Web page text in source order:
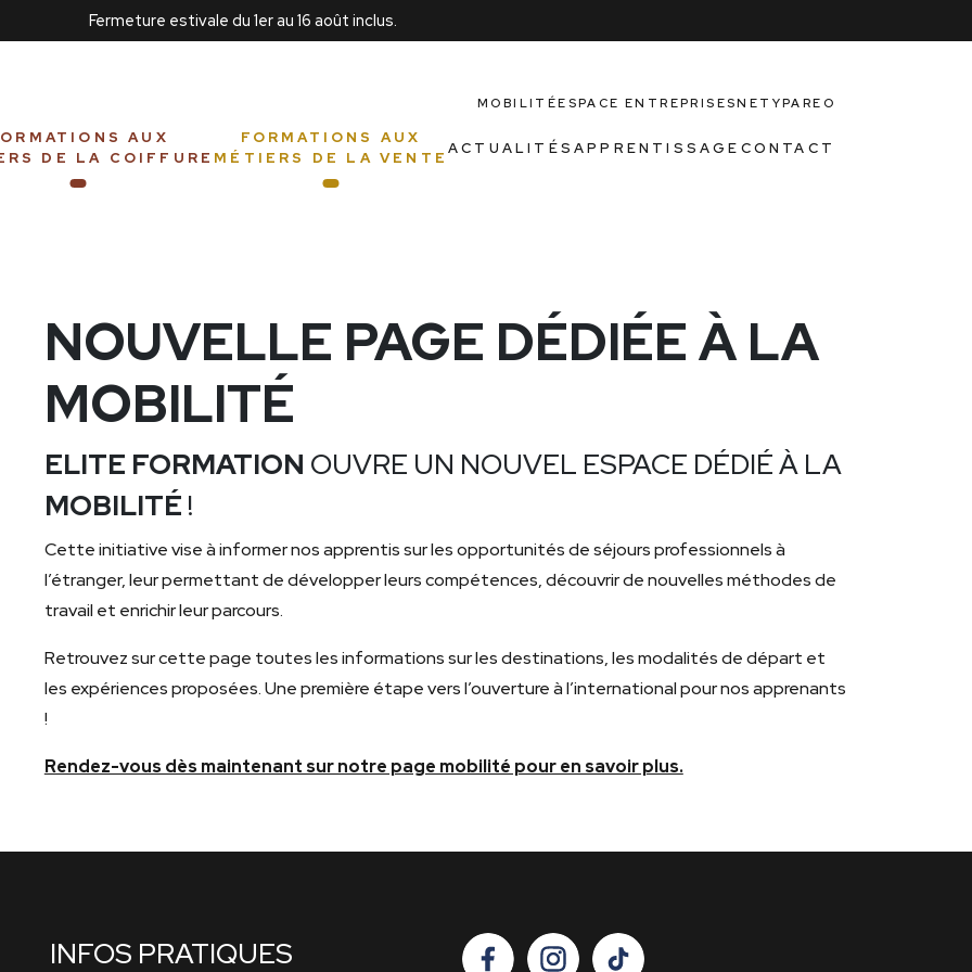
Fermeture estivale du 1er au 16 août inclus.
AUX
DE LA COIFFURE
FORMATIONS AUX
MÉTIERS DE LA VENTE
ACTUALITÉS APPRENTISSAGE CONTACT
MOBILITÉESPACE ENTREPRISESNETYPAREO
NOUVELLE PAGE DÉDIÉE À LA
MOBILITÉ
ELITE FORMATION OUVRE UN NOUVEL ESPACE DÉDIÉ À LA
MOBILITÉ !
Cette initiative vise à informer nos apprentis sur les opportunités de séjours professionnels à
l’étranger, leur permettant de développer leurs compétences, découvrir de nouvelles méthodes de
travail et enrichir leur parcours.
Retrouvez sur cette page toutes les informations sur les destinations, les modalités de départ et
les expériences proposées. Une première étape vers l’ouverture à l’international pour nos apprenants
!
Rendez-vous dès maintenant sur notre page mobilité pour en savoir plus.
INFOS PRATIQUES